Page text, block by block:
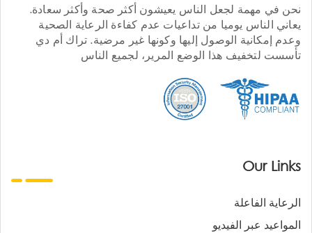
نحن في مهمة لجعل الناس يعيشون أكثر صحة وأكثر سعادة.
يعاني الناس يوميا من تداعيات عدم كفاءة الرعاية الصحية
وعدم إمكانية الوصول إليها وكونها غير مرضية. تراك أم دي
تأسست لتخفيف هذا الوضع المرير، لجميع الناس
Our Links
الرعاية الفاعلة
المواعيد عبر الفيديو